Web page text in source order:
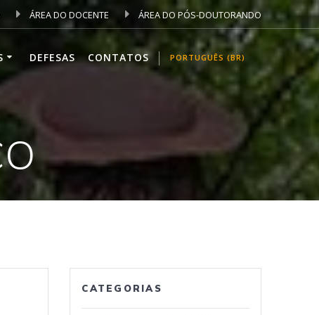
ÁREA DO DOCENTE ÁREA DO PÓS-DOUTORANDO
DEFESAS CONTATOS PORTUGUÊS (BR)
CATEGORIAS